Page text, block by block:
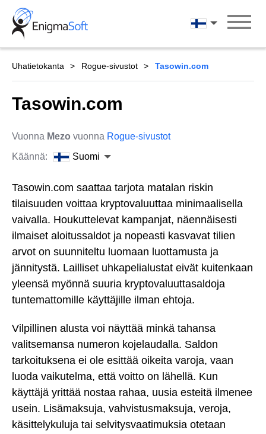
Skip
content
Suomi
Uhatietokanta Rogue-sivustot Tasowin.com
Tasowin.com
Vuonna Mezo vuonna Rogue-sivustot
Käännä:
Suomi
Tasowin.com saattaa tarjota matalan riskin
tilaisuuden voittaa kryptovaluuttaa minimaalisella
vaivalla. Houkuttelevat kampanjat, näennäisesti
ilmaiset aloitussaldot ja nopeasti kasvavat tilien
arvot on suunniteltu luomaan luottamusta ja
jännitystä. Lailliset uhkapelialustat eivät kuitenkaan
yleensä myönnä suuria kryptovaluuttasaldoja
tuntemattomille käyttäjille ilman ehtoja.
Vilpillinen alusta voi näyttää minkä tahansa
valitsemansa numeron kojelaudalla. Saldon
tarkoituksena ei ole esittää oikeita varoja, vaan
luoda vaikutelma, että voitto on lähellä. Kun
käyttäjä yrittää nostaa rahaa, uusia esteitä ilmenee
usein. Lisämaksuja, vahvistusmaksuja, veroja,
käsittelykuluja tai selvitysvaatimuksia otetaan